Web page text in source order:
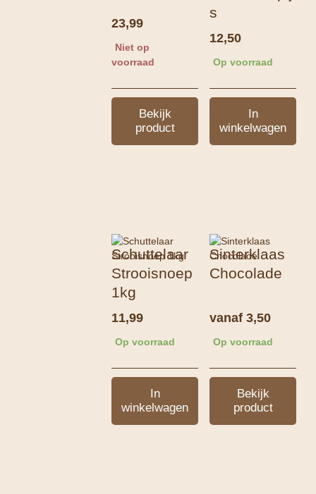
23,99
Niet op
voorraad
Bekijk
product
s
12,50
Op voorraad
In
winkelwagen
Schuttelaar
Strooisnoep
1kg
11,99
Op voorraad
In
winkelwagen
Sinterklaas
Chocolade
vanaf 3,50
Op voorraad
Bekijk
product